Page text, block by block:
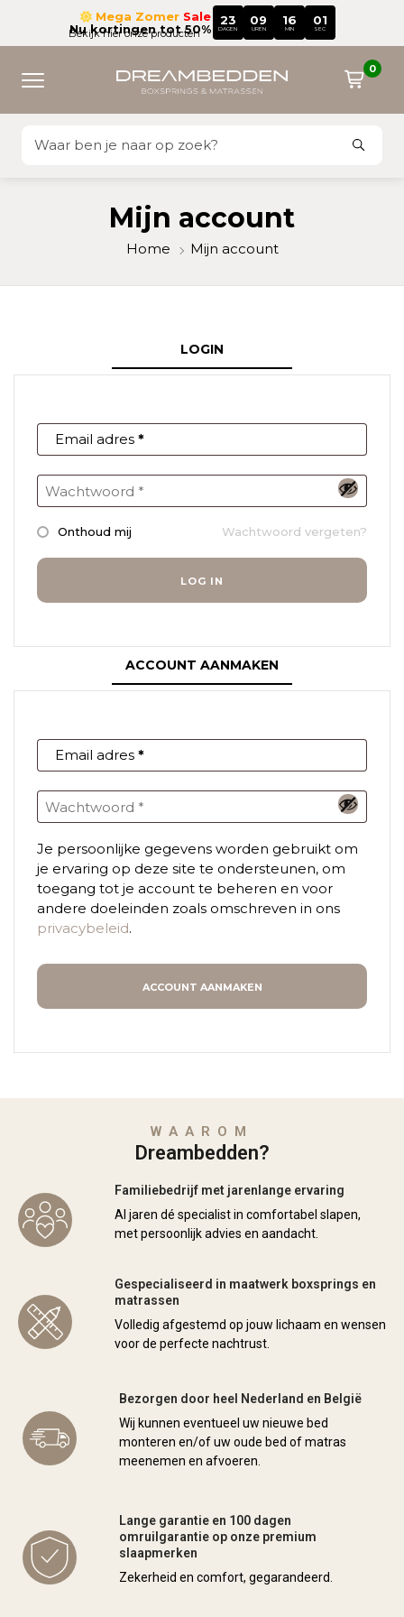
Mega Zomer Sale
Nu kortingen tot 50%
23
DAGEN
09
UREN
16
MIN
01
SEC
Bekijk hier onze producten
0
Mijn account
Home Mijn account
LOGIN
Email adres *
Onthoud mij Wachtwoord vergeten?
LOG IN
ACCOUNT AANMAKEN
Email adres *
Je persoonlijke gegevens worden gebruikt om
je ervaring op deze site te ondersteunen, om
toegang tot je account te beheren en voor
andere doeleinden zoals omschreven in ons
privacybeleid.
ACCOUNT AANMAKEN
WAAROM
Dreambedden?
Familiebedrijf met jarenlange ervaring
Al jaren dé specialist in comfortabel slapen,
met persoonlijk advies en aandacht.
Gespecialiseerd in maatwerk boxsprings en
matrassen
Volledig afgestemd op jouw lichaam en wensen
voor de perfecte nachtrust.
Bezorgen door heel Nederland en België
Wij kunnen eventueel uw nieuwe bed
monteren en/of uw oude bed of matras
meenemen en afvoeren.
Lange garantie en 100 dagen
omruilgarantie op onze premium
slaapmerken
Zekerheid en comfort, gegarandeerd.